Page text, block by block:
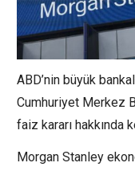
ABD’nin büyük
Cumhuriyet Merkez
faiz kararı hakkında
Morgan Stanley